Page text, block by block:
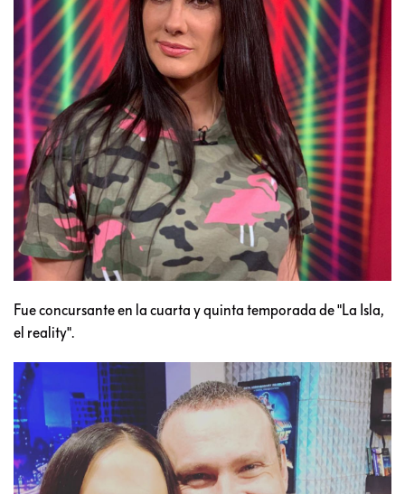
Fue concursante en la cuarta y quinta temporada de "La Isla,
el reality".